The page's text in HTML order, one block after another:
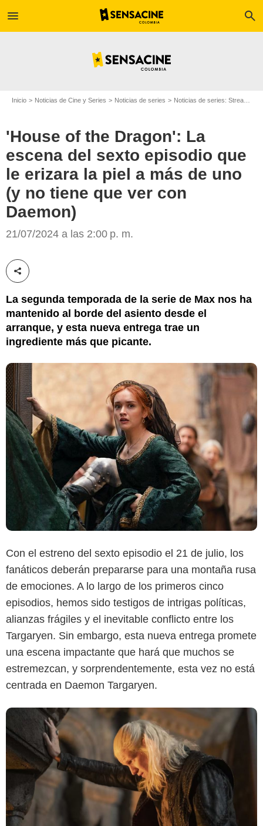
menu search
Inicio Noticias de Cine y Series Noticias de series Noticias de series: Streaming
'House of the Dragon': La
escena del sexto episodio que
le erizara la piel a más de uno
(y no tiene que ver con
Daemon)
21/07/2024 a las 2:00 p. m.
Compartir esta noticia
La segunda temporada de la serie de Max nos ha
mantenido al borde del asiento desde el
arranque, y esta nueva entrega trae un
ingrediente más que picante.
Max
Con el estreno del sexto episodio el 21 de julio, los
fanáticos deberán prepararse para una montaña rusa
de emociones. A lo largo de los primeros cinco
episodios, hemos sido testigos de intrigas políticas,
alianzas frágiles y el inevitable conflicto entre los
Targaryen. Sin embargo, esta nueva entrega promete
una escena impactante que hará que muchos se
estremezcan, y sorprendentemente, esta vez no está
centrada en Daemon Targaryen.